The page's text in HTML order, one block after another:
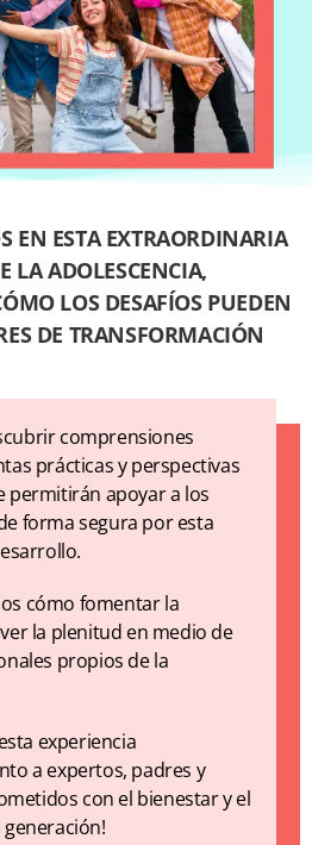
EN ESTA EXTRAORDINARIA
LA ADOLESCENCIA,
LOS DESAFÍOS PUEDEN
DE TRANSFORMACIÓN
comprensiones
prácticas y perspectivas
permitirán apoyar a los
forma segura por esta
cómo fomentar la
la plenitud en medio de
propios de la
experiencia
a expertos, padres y
con el bienestar y el